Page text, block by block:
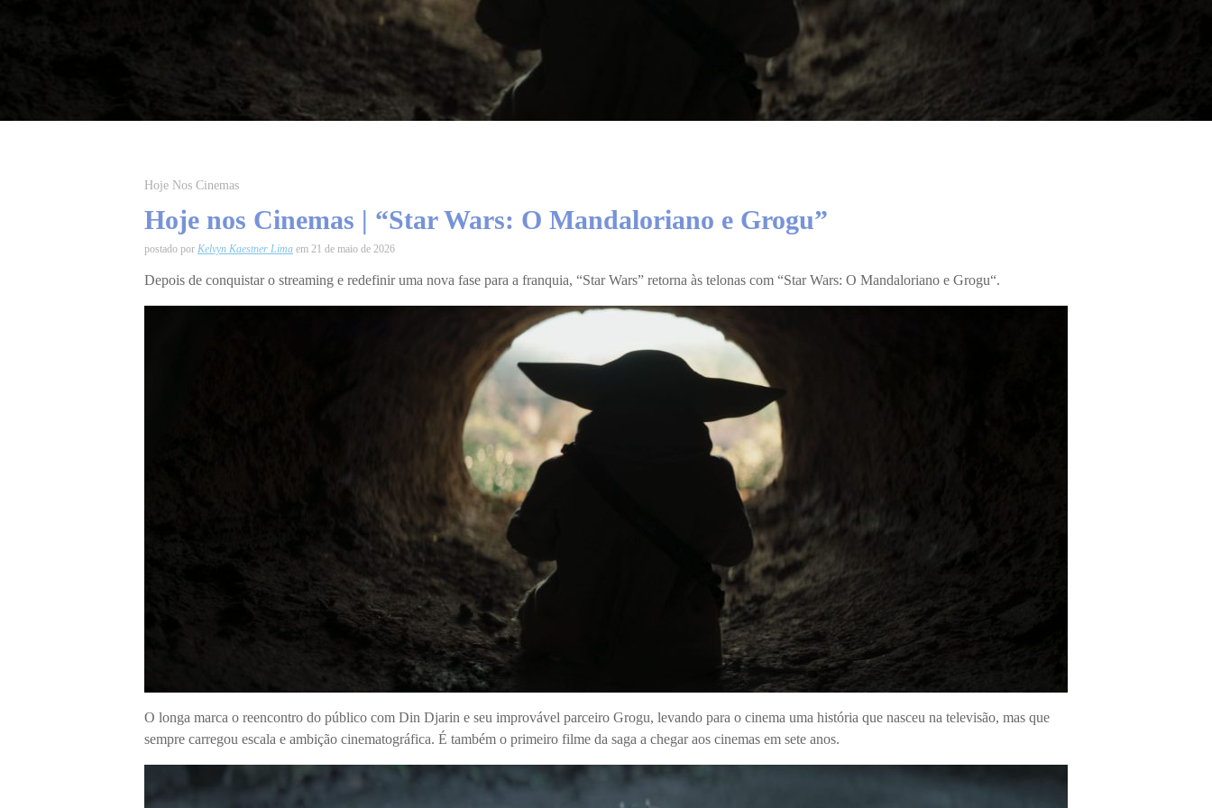
Hoje Nos Cinemas
Hoje nos Cinemas | “Star Wars: O Mandaloriano e Grogu”
postado por Kelvyn Kaestner Lima em 21 de maio de 2026
Depois de conquistar o streaming e redefinir uma nova fase para a franquia, “Star Wars” retorna às telonas com “Star Wars: O Mandaloriano e Grogu“.
O longa marca o reencontro do público com Din Djarin e seu improvável parceiro Grogu, levando para o cinema uma história que nasceu na televisão, mas que
sempre carregou escala e ambição cinematográfica. É também o primeiro filme da saga a chegar aos cinemas em sete anos.